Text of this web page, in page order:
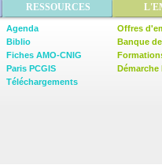
RESSOURCES
Agenda
Biblio
Fiches AMO-CNIG
Paris PCGIS
Téléchargements
Offres
Banque
Démarche